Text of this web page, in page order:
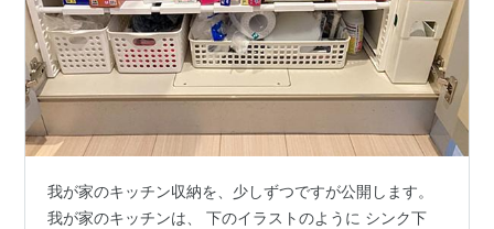
我が家のキッチン収納を、少しずつですが公開します。
我が家のキッチンは、 下のイラストのように シンク下